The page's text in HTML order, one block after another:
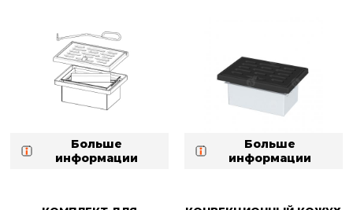
Больше
информации
Больше
информации